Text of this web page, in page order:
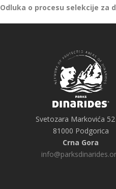
Odluka o procesu selekcije za
Svetozara Markovića
81000 Podgorica
Crna Gora